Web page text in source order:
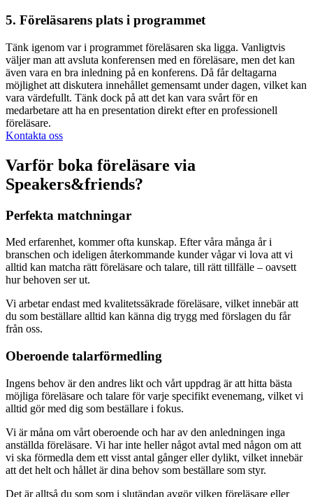
5. Föreläsarens plats i programmet
Tänk igenom var i programmet föreläsaren ska ligga. Vanligtvis
väljer man att avsluta konferensen med en föreläsare, men det kan
även vara en bra inledning på en konferens. Då får deltagarna
möjlighet att diskutera innehållet gemensamt under dagen, vilket kan
vara värdefullt. Tänk dock på att det kan vara svårt för en
medarbetare att ha en presentation direkt efter en professionell
föreläsare.
Kontakta oss
Varför boka föreläsare via
Speakers&friends?
Perfekta matchningar
Med erfarenhet, kommer ofta kunskap. Efter våra många år i
branschen och ideligen återkommande kunder vågar vi lova att vi
alltid kan matcha rätt föreläsare och talare, till rätt tillfälle – oavsett
hur behoven ser ut.
Vi arbetar endast med kvalitetssäkrade föreläsare, vilket innebär att
du som beställare alltid kan känna dig trygg med förslagen du får
från oss.
Oberoende talarförmedling
Ingens behov är den andres likt och vårt uppdrag är att hitta bästa
möjliga föreläsare och talare för varje specifikt evenemang, vilket vi
alltid gör med dig som beställare i fokus.
Vi är måna om vårt oberoende och har av den anledningen inga
anställda föreläsare. Vi har inte heller något avtal med någon om att
vi ska förmedla dem ett visst antal gånger eller dylikt, vilket innebär
att det helt och hållet är dina behov som beställare som styr.
Det är alltså du som som i slutändan avgör vilken föreläsare eller